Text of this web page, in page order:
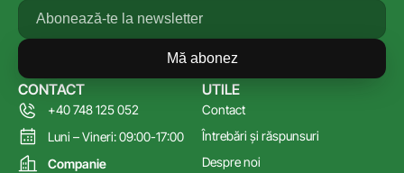
Mă abonez
UTILE
Contact
Întrebări și răspunsuri
Despre noi
CONTACT
+40 748 125 052
Luni – Vineri: 09:00-17:00
Companie